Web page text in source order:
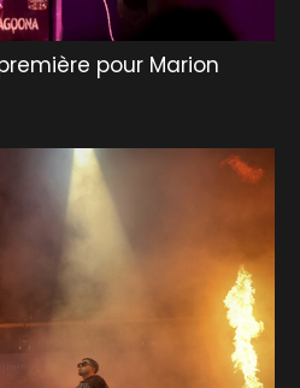
pour Marion